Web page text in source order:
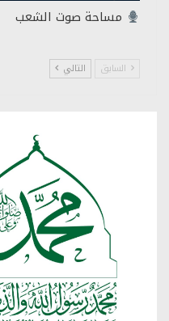
مساحة صوت الشعب
السابق التالي